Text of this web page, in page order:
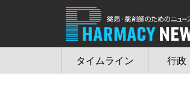
タイムライン 行政